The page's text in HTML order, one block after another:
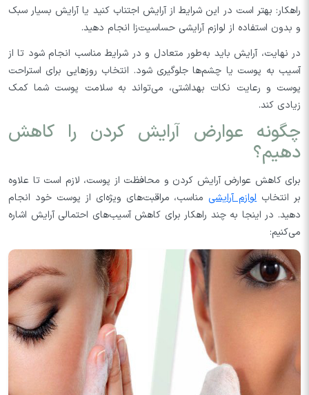
راهکار: بهتر است در این شرایط از آرایش اجتناب کنید یا آرایش بسیار سبک
و بدون استفاده از لوازم آرایشی حساسیت‌زا انجام دهید.
در نهایت، آرایش باید به‌طور متعادل و در شرایط مناسب انجام شود تا از
آسیب به پوست یا چشم‌ها جلوگیری شود. انتخاب روزهایی برای استراحت
پوست و رعایت نکات بهداشتی، می‌تواند به سلامت پوست شما کمک
زیادی کند.
چگونه عوارض آرایش کردن را کاهش
دهیم؟
برای کاهش عوارض آرایش کردن و محافظت از پوست، لازم است تا علاوه
بر انتخابلوازم آرایشی مناسب، مراقبت‌های ویژه‌ای از پوست خود انجام
دهید. در اینجا به چند راهکار برای کاهش آسیب‌های احتمالی آرایش اشاره
می‌کنیم: